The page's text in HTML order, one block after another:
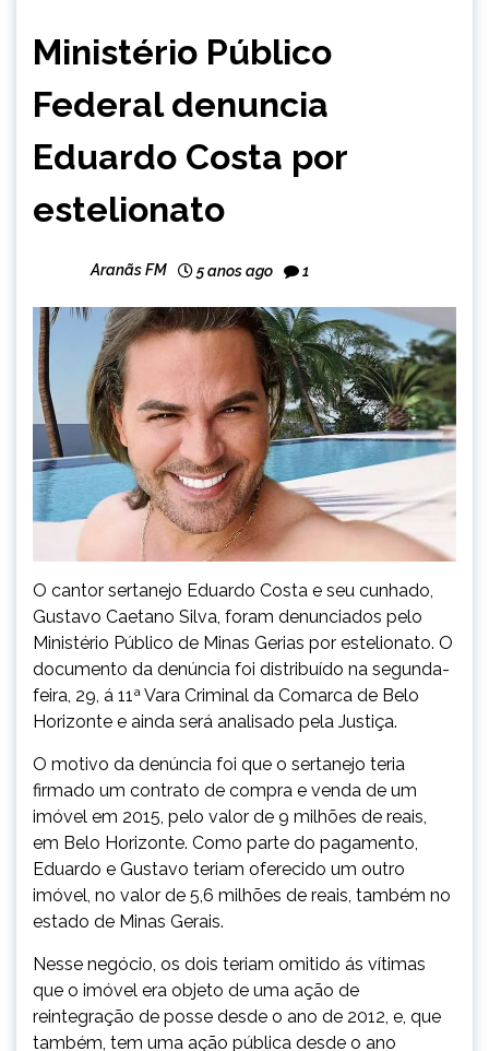
Ministério Público
Federal denuncia
Eduardo Costa por
estelionato
Aranãs FM 5 anos ago 1
O cantor sertanejo Eduardo Costa e seu cunhado,
Gustavo Caetano Silva, foram denunciados pelo
Ministério Público de Minas Gerias por estelionato. O
documento da denúncia foi distribuído na segunda-
feira, 29, á 11ª Vara Criminal da Comarca de Belo
Horizonte e ainda será analisado pela Justiça.
O motivo da denúncia foi que o sertanejo teria
firmado um contrato de compra e venda de um
imóvel em 2015, pelo valor de 9 milhões de reais,
em Belo Horizonte. Como parte do pagamento,
Eduardo e Gustavo teriam oferecido um outro
imóvel, no valor de 5,6 milhões de reais, também no
estado de Minas Gerais.
Nesse negócio, os dois teriam omitido ás vítimas
que o imóvel era objeto de uma ação de
reintegração de posse desde o ano de 2012, e, que
também, tem uma ação pública desde o ano